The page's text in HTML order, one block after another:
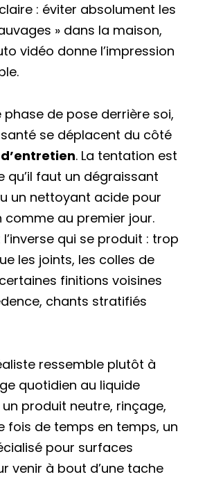
: éviter absolument les
» dans la maison,
vidéo donne l’impression
de pose derrière soi,
se déplacent du côté
. La tentation est
qu’il faut un dégraissant
un nettoyant acide pour
comme au premier jour.
l’inverse qui se produit : trop
les joints, les colles de
finitions voisines
chants stratifiés
ressemble plutôt à
quotidien au liquide
produit neutre, rinçage,
fois de temps en temps, un
pour surfaces
venir à bout d’une tache